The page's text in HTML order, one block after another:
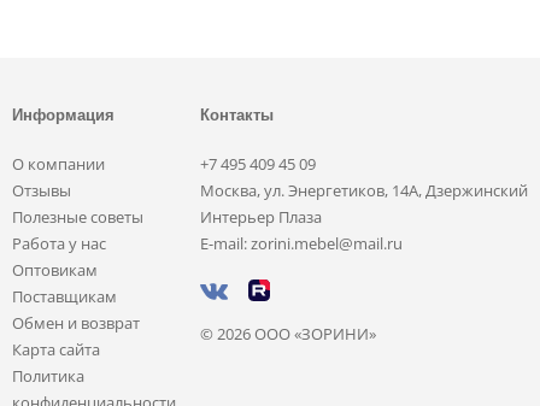
Информация
О компании
Отзывы
Полезные советы
Работа у нас
Оптовикам
Поставщикам
Обмен и возврат
Карта сайта
Политика
Контакты
+7 495 409 45 09
Москва, ул. Энергетиков, 14А, Дзержинский
Интерьер Плаза
E-mail: zorini.mebel@mail.ru
© 2026 ООО «ЗОРИНИ»